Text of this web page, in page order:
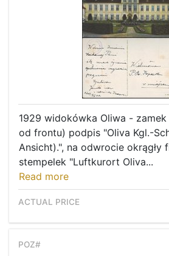
1929 widokówka Oliwa -
od frontu) podpis "Oliva Kgl.-
Ansicht).", na odwrocie okrągły
stempelek "Luftkurort Oliva...
Read more